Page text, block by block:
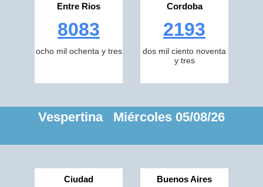
Entre Rios
8083
ocho mil ochenta y tres
Cordoba
2193
dos mil ciento noventa
y tres
Vespertina Miércoles 05/08/26
Ciudad Buenos Aires